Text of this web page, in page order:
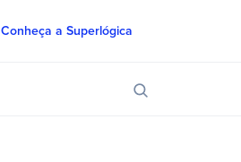
Conheça a Superlógica